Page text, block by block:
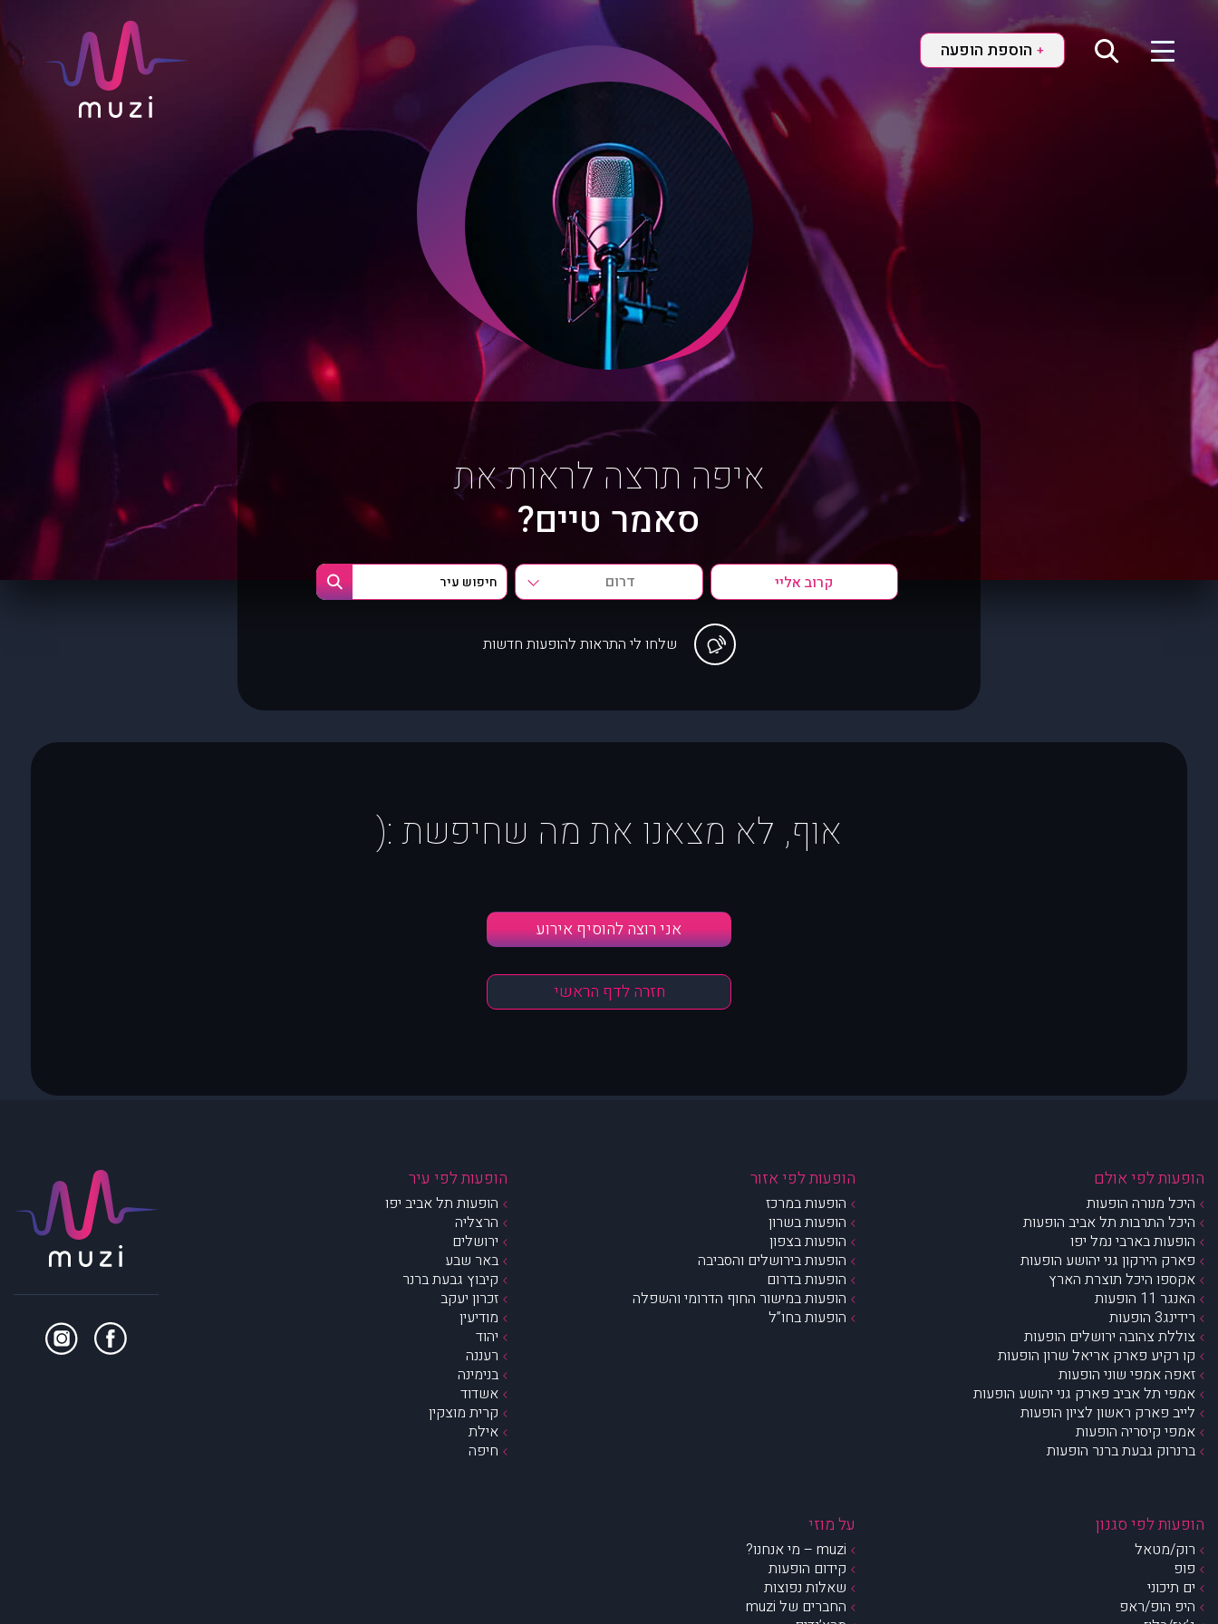
+ הוספת הופעה
איפה תרצה לראות את
סאמר טיים?
דרום
שלחו לי התראות להופעות חדשות
אוף, לא מצאנו את מה שחיפשת :(
אני רוצה להוסיף אירוע
חזרה לדף הראשי
הופעות לפי אולם
היכל מנורה הופעות
היכל התרבות תל אביב הופעות
הופעות בארבי נמל יפו
פארק הירקון גני יהושע הופעות
אקספו היכל תוצרת הארץ
האנגר 11 הופעות
רידינג3 הופעות
צוללת צהובה ירושלים הופעות
קו רקיע פארק אריאל שרון הופעות
זאפה אמפי שוני הופעות
אמפי תל אביב פארק גני יהושע הופעות
לייב פארק ראשון לציון הופעות
אמפי קיסריה הופעות
ברנרוק גבעת ברנר הופעות
הופעות לפי אזור
הופעות במרכז
הופעות בשרון
הופעות בצפון
הופעות בירושלים והסביבה
הופעות בדרום
הופעות במישור החוף הדרומי והשפלה
הופעות בחו”ל
הופעות לפי עיר
הופעות תל אביב יפו
הרצליה
ירושלים
באר שבע
קיבוץ גבעת ברנר
זכרון יעקב
מודיעין
יהוד
רעננה
בנימינה
אשדוד
קרית מוצקין
אילת
חיפה
הופעות לפי סגנון
רוק/מטאל
פופ
ים תיכוני
היפ הופ/ראפ
על מוזי
muzi – מי אנחנו?
קידום הופעות
שאלות נפוצות
החברים של muzi